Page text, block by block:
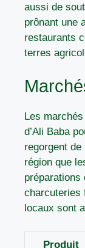
aussi de
prônant une
restaurants
terres
Les
d’Ali Baba
regorgent
région que
préparations
charcuteries
locaux sont
Produit